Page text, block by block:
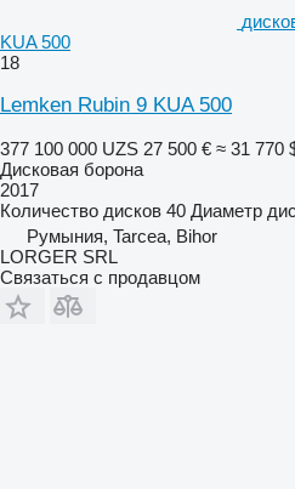
KUA 500
18
Lemken Rubin 9 KUA 500
377 100 000 UZS 27 500 € ≈ 31 770
Дисковая борона
2017
Количество дисков 40 Диаметр
Румыния, Tarcea, Bihor
LORGER SRL
Связаться с продавцом